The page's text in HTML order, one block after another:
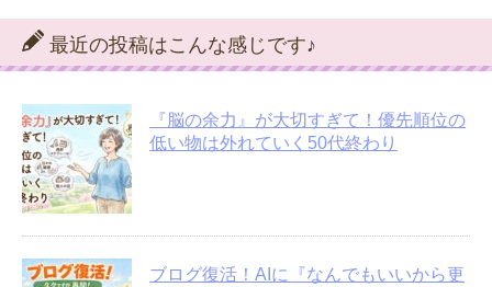
最近の投稿はこんな感じです♪
『脳の余力』が大切すぎて！優先順位の
低い物は外れていく50代終わり
ブログ復活！AIに『なんでもいいから更